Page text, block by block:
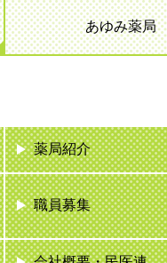
あゆみ薬局
薬局紹介
職員募集